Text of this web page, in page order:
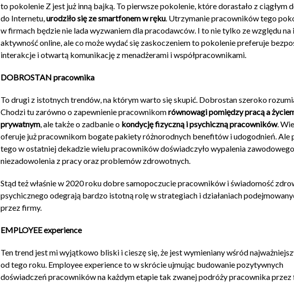
to pokolenie Z jest już inną bajką. To pierwsze pokolenie, które dorastało z ciągłym
do Internetu,urodziło się ze smartfonem w ręku. Utrzymanie pracowników tego
w firmach będzie nie lada wyzwaniem dla pracodawców. I to nie tylko ze względu na
aktywność online, ale co może wydać się zaskoczeniem to pokolenie preferuje
interakcje i otwartą komunikację z menadżerami i współpracownikami.
DOBROSTAN pracownika
To drugi z istotnych trendów, na którym warto się skupić. Dobrostan szeroko
Chodzi tu zarówno o zapewnienie pracownikomrównowagi pomiędzy pracą a
prywatnym, ale także o zadbanie o kondycję fizyczną i psychiczną pracowników.
oferuje już pracownikom bogate pakiety różnorodnych benefitów i udogodnień. Ale
tego w ostatniej dekadzie wielu pracowników doświadczyło wypalenia
niezadowolenia z pracy oraz problemów zdrowotnych.
Stąd też właśnie w 2020 roku dobre samopoczucie pracowników i świadomość
psychicznego odegrają bardzo istotną rolę w strategiach i działaniach
przez firmy.
EMPLOYEE experience
Ten trend jest mi wyjątkowo bliski i cieszę się, że jest wymieniany wśród
od tego roku. Employee experience to w skrócie ujmując budowanie pozytywnych
doświadczeń pracowników na każdym etapie tak zwanej podróży pracownika przez